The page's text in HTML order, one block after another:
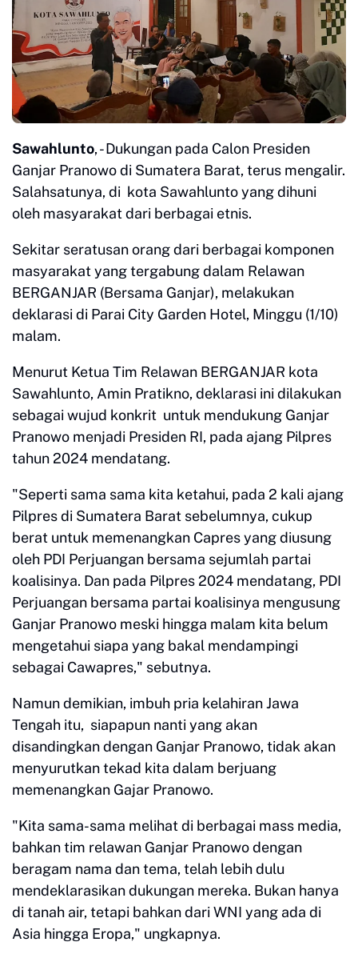
Sawahlunto, - Dukungan pada Calon Presiden
Ganjar Pranowo di Sumatera Barat, terus mengalir.
Salahsatunya, di kota Sawahlunto yang dihuni
oleh masyarakat dari berbagai etnis.
Sekitar seratusan orang dari berbagai komponen
masyarakat yang tergabung dalam Relawan
BERGANJAR (Bersama Ganjar), melakukan
deklarasi di Parai City Garden Hotel, Minggu (1/10)
malam.
Menurut Ketua Tim Relawan BERGANJAR kota
Sawahlunto, Amin Pratikno, deklarasi ini dilakukan
sebagai wujud konkrit untuk mendukung Ganjar
Pranowo menjadi Presiden RI, pada ajang Pilpres
tahun 2024 mendatang.
"Seperti sama sama kita ketahui, pada 2 kali ajang
Pilpres di Sumatera Barat sebelumnya, cukup
berat untuk memenangkan Capres yang diusung
oleh PDI Perjuangan bersama sejumlah partai
koalisinya. Dan pada Pilpres 2024 mendatang, PDI
Perjuangan bersama partai koalisinya mengusung
Ganjar Pranowo meski hingga malam kita belum
mengetahui siapa yang bakal mendampingi
sebagai Cawapres," sebutnya.
Namun demikian, imbuh pria kelahiran Jawa
Tengah itu, siapapun nanti yang akan
disandingkan dengan Ganjar Pranowo, tidak akan
menyurutkan tekad kita dalam berjuang
memenangkan Gajar Pranowo.
"Kita sama-sama melihat di berbagai mass media,
bahkan tim relawan Ganjar Pranowo dengan
beragam nama dan tema, telah lebih dulu
mendeklarasikan dukungan mereka. Bukan hanya
di tanah air, tetapi bahkan dari WNI yang ada di
Asia hingga Eropa," ungkapnya.